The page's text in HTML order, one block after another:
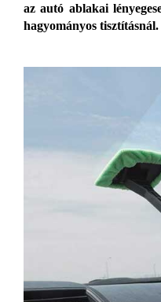
az autó ablakai
hagyományos tisztításnál.